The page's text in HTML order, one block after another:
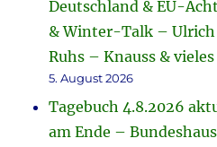
Deutschland & EU-
& Winter-Talk – Ulrich
Ruhs – Knauss &
5. August 2026
Tagebuch 4.8.2026
am Ende –